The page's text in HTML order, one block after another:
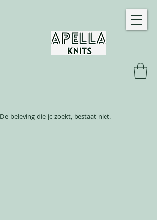
De beleving die je zoekt, bestaat niet.